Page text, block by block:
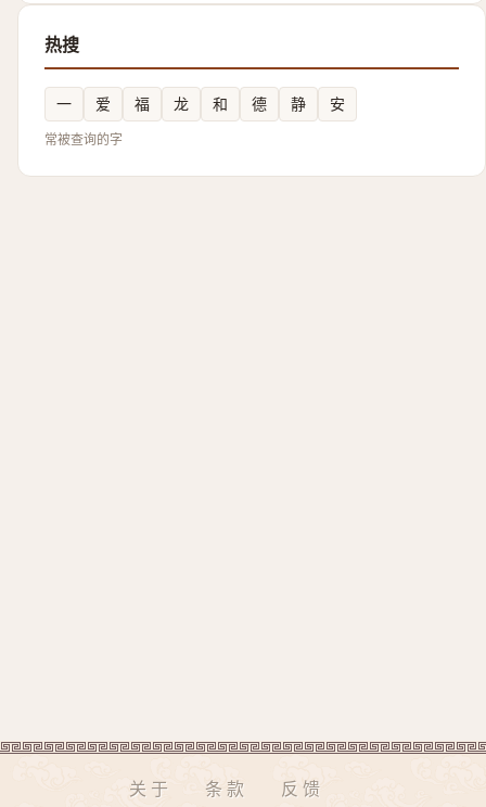
热搜
一 爱 福 龙 和 德 静 安
常被查询的字
关于 条款 反馈